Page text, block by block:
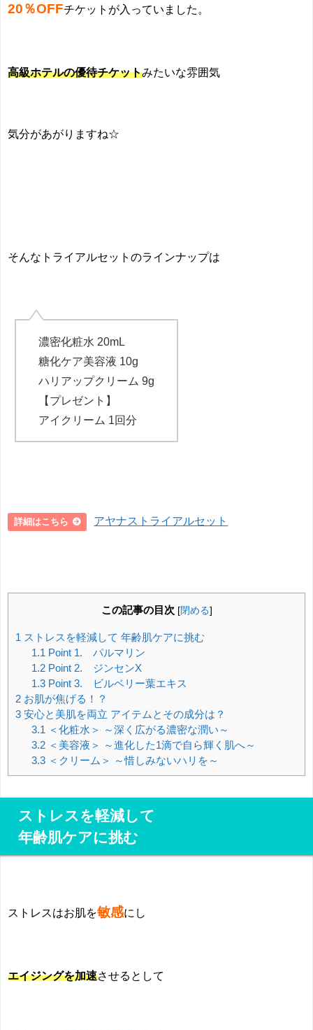
20％OFFチケットが入っていました。
高級ホテルの優待チケットみたいな雰囲気
気分があがりますね☆
そんなトライアルセットのラインナップは
濃密化粧水 20mL
糖化ケア美容液 10g
ハリアップクリーム 9g
【プレゼント】
アイクリーム 1回分
詳細はこちら アヤナストライアルセット
この記事の目次 [閉める]
1 ストレスを軽減して 年齢肌ケアに挑む
1.1 Point 1. パルマリン
1.2Point 2. ジンセンX
1.3Point 3. ビルベリー葉エキス
2 お肌が焦げる！？
3 安心と美肌を両立 アイテムとその成分は？
3.1
＜化粧水＞ ～深く広がる濃密な潤い～
3.2＜美容液＞ ～進化した1滴で自ら輝く肌へ～
3.3＜クリーム＞ ～惜しみないハリを～
ストレスを軽減して
年齢肌ケアに挑む
ストレスはお肌を敏感にし
エイジングを加速させるとして